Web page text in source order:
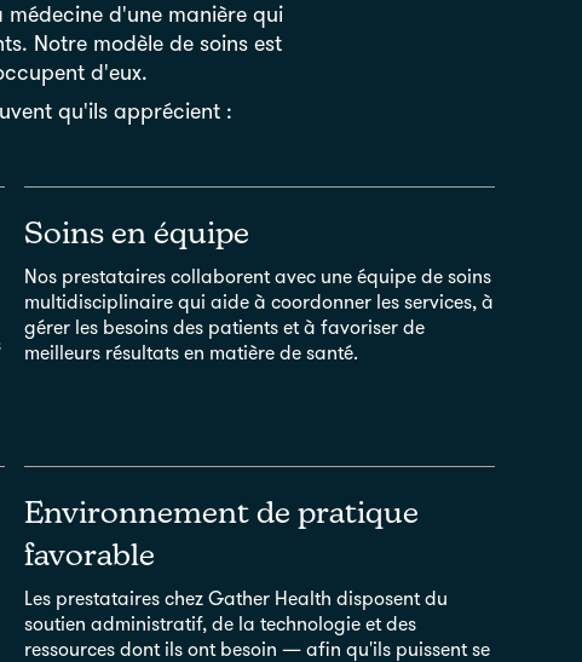
d'une manière qui
Notre modèle de soins est
d'eux.
qu'ils apprécient :
Soins en équipe
Nos prestataires collaborent avec une équipe de soins
multidisciplinaire qui aide à coordonner les services, à
gérer les besoins des patients et à favoriser de
meilleurs résultats en matière de santé.
Environnement de pratique
favorable
Les prestataires chez Gather Health disposent du
soutien administratif, de la technologie et des
ressources dont ils ont besoin — afin qu'ils puissent se